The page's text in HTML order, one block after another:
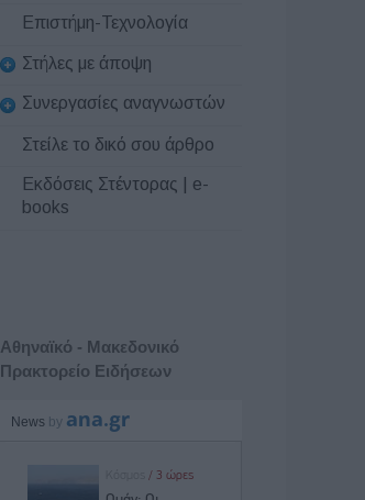
Επιστήμη-Τεχνολογία
Στήλες με άποψη
Συνεργασίες αναγνωστών
Στείλε το δικό σου άρθρο
Εκδόσεις Στέντορας | e-
books
Αθηναϊκό - Μακεδονικό
Πρακτορείο Ειδήσεων